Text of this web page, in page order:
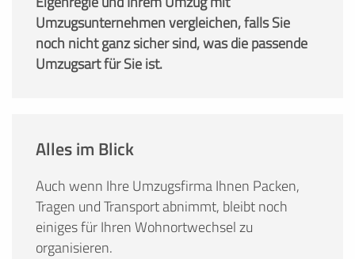
Umzugsunternehmen vergleichen, falls Sie
noch nicht ganz sicher sind, was die passende
Umzugsart für Sie ist.
Alles im Blick
Auch wenn Ihre Umzugsfirma Ihnen Packen,
Tragen und Transport abnimmt, bleibt noch
einiges für Ihren Wohnortwechsel zu
organisieren.